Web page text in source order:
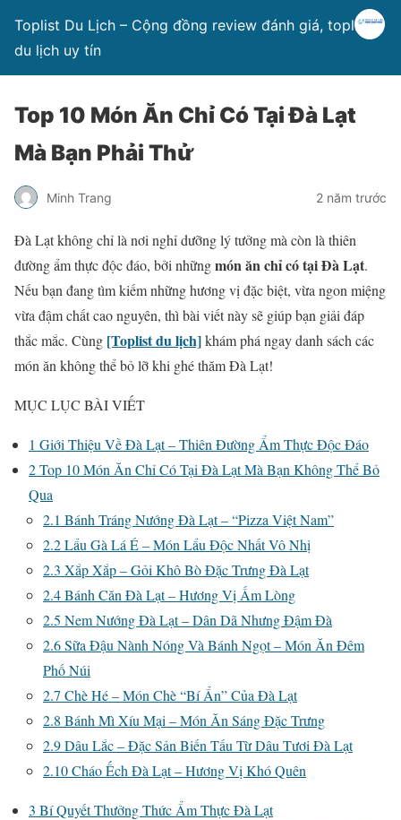
Toplist Du Lịch – Cộng đồng review đánh giá, toplist
du lịch uy tín
Top 10 Món Ăn Chỉ Có Tại Đà Lạt
Mà Bạn Phải Thử
Minh Trang 2 năm trước
Đà Lạt không chỉ là nơi nghỉ dưỡng lý tưởng mà còn là thiên
đường ẩm thực độc đáo, bởi nhữngmón ăn chỉ có tại Đà Lạt.
Nếu bạn đang tìm kiếm những hương vị đặc biệt, vừa ngon miệng
vừa đậm chất cao nguyên, thì bài viết này sẽ giúp bạn giải đáp
thắc mắc. Cùng [Toplist du lịch]khám phá ngay danh sách các
món ăn không thể bỏ lỡ khi ghé thăm Đà Lạt!
MỤC LỤC BÀI VIẾT
1 Giới Thiệu Về Đà Lạt – Thiên Đường Ẩm Thực Độc Đáo
2Top 10 Món Ăn Chỉ Có Tại Đà Lạt Mà Bạn Không Thể Bỏ
Qua
2.1 Bánh Tráng Nướng Đà Lạt – “Pizza Việt Nam”
2.2Lẩu Gà Lá É – Món Lẩu Độc Nhất Vô Nhị
2.3 Xắp Xắp – Gỏi Khô Bò Đặc Trưng Đà Lạt
2.4Bánh Căn Đà Lạt – Hương Vị Ấm Lòng
2.5 Nem Nướng Đà Lạt – Dân Dã Nhưng Đậm Đà
2.6Sữa Đậu Nành Nóng Và Bánh Ngọt – Món Ăn Đêm
Phố Núi
2.7 Chè Hé – Món Chè “Bí Ẩn” Của Đà Lạt
2.8 Bánh Mì Xíu Mại – Món Ăn Sáng Đặc Trưng
2.9Dâu Lắc – Đặc Sản Biến Tấu Từ Dâu Tươi Đà Lạt
2.10Cháo Ếch Đà Lạt – Hương Vị Khó Quên
3 Bí Quyết Thưởng Thức Ẩm Thực Đà Lạt